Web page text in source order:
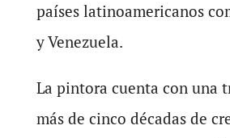
países latinoamericanos
y Venezuela.
La pintora cuenta con una
más de cinco décadas de